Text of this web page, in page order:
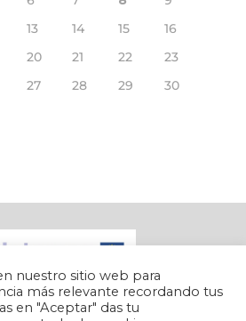
13 14 15
16
20 21 22
23
27 28 29
30
nuestro sitio web para
más relevante recordando tus
en "Aceptar" das tu